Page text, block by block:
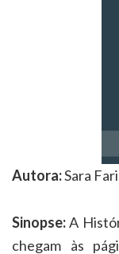
Autora:Sara
Sinopse:A
chegam às